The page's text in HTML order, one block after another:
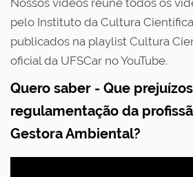
Nossos vídeos reúne todos os
pelo Instituto da Cultura
publicados na playlist Cultura
oficial da UFSCar no YouTube.
Quero saber - Que
regulamentação da
Gestora Ambiental?